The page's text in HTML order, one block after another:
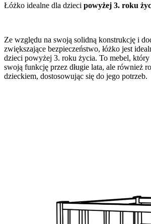
Łóżko idealne dla dzieci powyżej 3. roku
Ze względu na swoją solidną konstrukcję i
zwiększające bezpieczeństwo, łóżko jest
dzieci powyżej 3. roku życia. To mebel, który
swoją funkcję przez długie lata, ale również
dzieckiem, dostosowując się do jego potrzeb.